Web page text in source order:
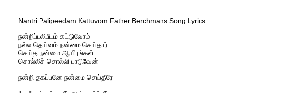
Nantri Palipeedam Kattuvom Father.Berchmans Song Lyrics.
நன்றிப்பலிபீடம் கட்டுவோம்
நல்ல தெய்வம் நன்மை செய்தார்
செய்த நன்மை ஆயிரங்கள்
சொல்லிச் சொல்லி பாடுவேன்
நன்றி தகப்பனே நன்மை செய்தீரே